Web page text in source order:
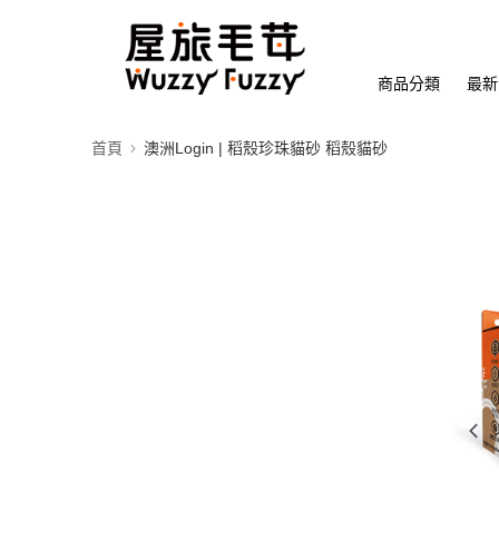
商品分類 最
首頁 澳洲Login | 稻殼珍珠貓砂 稻殼貓砂